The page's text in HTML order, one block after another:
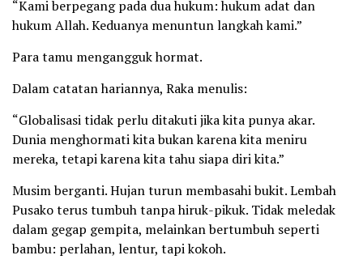
“Kami berpegang pada dua hukum: hukum adat dan
hukum Allah. Keduanya menuntun langkah kami.”
Para tamu mengangguk hormat.
Dalam catatan hariannya, Raka menulis:
“Globalisasi tidak perlu ditakuti jika kita punya akar.
Dunia menghormati kita bukan karena kita meniru
mereka, tetapi karena kita tahu siapa diri kita.”
Musim berganti. Hujan turun membasahi bukit. Lembah
Pusako terus tumbuh tanpa hiruk-pikuk. Tidak meledak
dalam gegap gempita, melainkan bertumbuh seperti
bambu: perlahan, lentur, tapi kokoh.